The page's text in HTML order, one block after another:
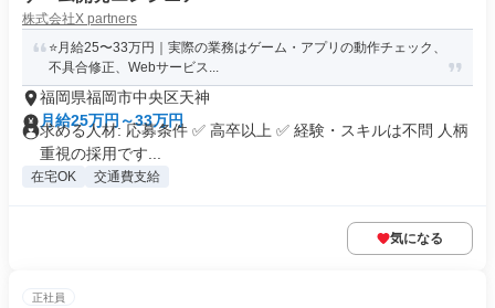
株式会社X partners
⭐月給25〜33万円｜実際の業務はゲーム・アプリの動作チェック、
不具合修正、Webサービス...
福岡県福岡市中央区天神
月給25万円～33万円
求める人材: 応募条件 ✅ 高卒以上 ✅ 経験・スキルは不問 人柄
重視の採用です...
在宅OK 交通費支給
気になる
正社員